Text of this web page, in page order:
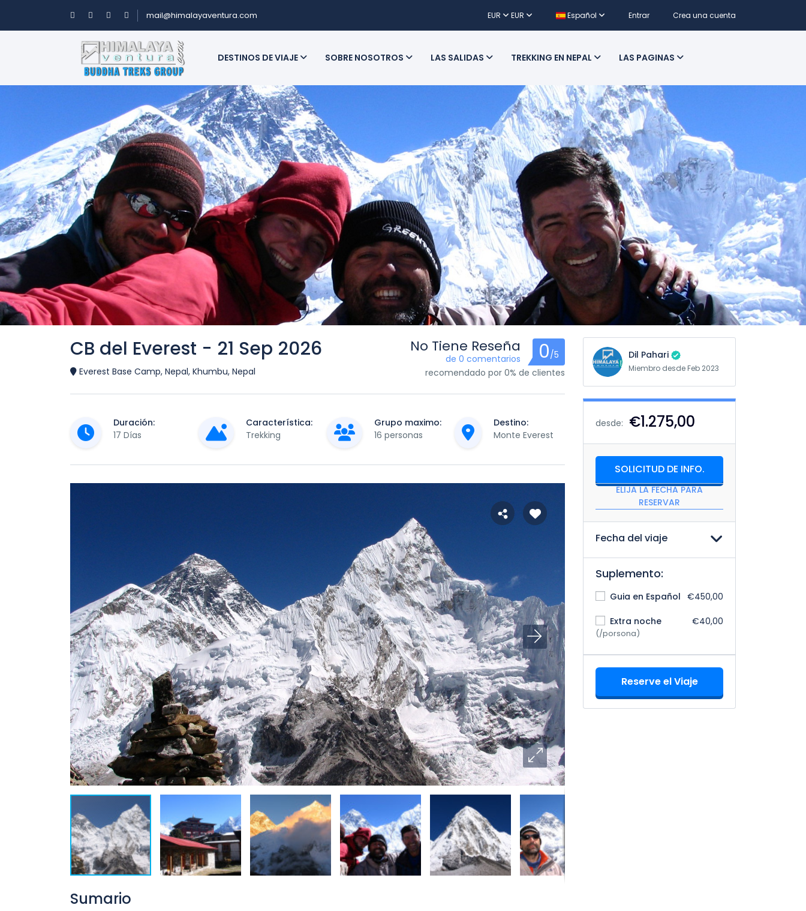
mail@himalayaventura.com EUR EUR Español Entrar Crea una cuenta
DESTINOS DE VIAJE SOBRE NOSOTROS LAS SALIDAS TREKKING EN NEPAL LAS PAGINAS
CB del Everest - 21 Sep 2026
Everest Base Camp, Nepal, Khumbu, Nepal
No Tiene Reseña
de 0 comentarios 0/5
recomendado por 0% de clientes
Duración:
17 Días
Característica:
Trekking
Grupo maximo:
16 personas
Destino:
Monte Everest
Sumario
Dil Pahari
Miembro desde Feb 2023
desde: €1.275,00
SOLICITUD DE INFO.
ELIJA LA FECHA PARA
RESERVAR
Fecha del viaje
Suplemento:
Guia en Español €450,00
Extra noche
(/porsona)
€40,00
Reserve el Viaje